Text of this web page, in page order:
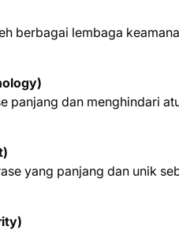
berbagai lembaga
panjang dan menghindari
yang panjang dan unik